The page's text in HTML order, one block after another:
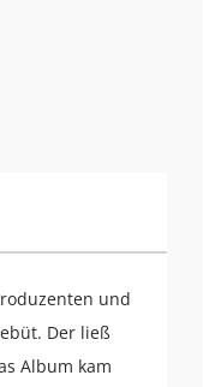
und
Der ließ
Album kam